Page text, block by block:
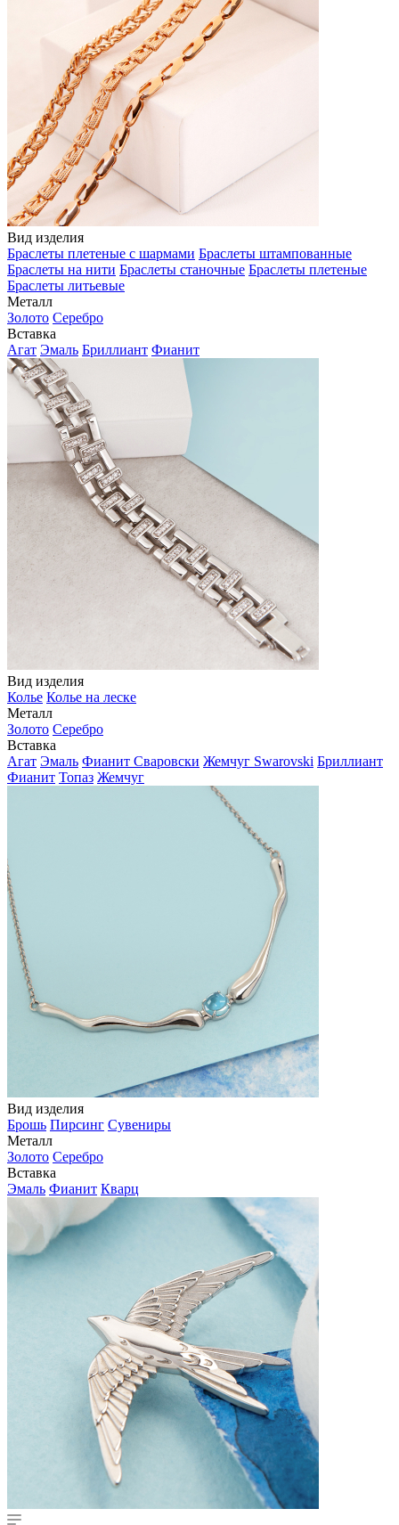
Вид изделия
Браслеты плетеные с шармами Браслеты штампованные
Браслеты на нити Браслеты станочные Браслеты плетеные
Браслеты литьевые
Металл
Золото Серебро
Вставка
Агат Эмаль Бриллиант Фианит
Вид изделия
Колье Колье на леске
Металл
Золото Серебро
Вставка
Агат Эмаль Фианит Сваровски Жемчуг Swarovski Бриллиант
Фианит Топаз Жемчуг
Вид изделия
Брошь Пирсинг Сувениры
Металл
Золото Серебро
Вставка
Эмаль Фианит Кварц